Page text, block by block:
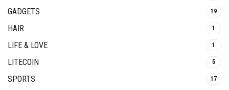
GADGETS 19
HAIR 1
LIFE & LOVE 1
LITECOIN 5
SPORTS 17